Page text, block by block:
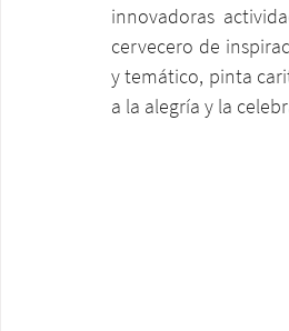
innovadoras
cervecero de
y temático, pinta
a la alegría y la